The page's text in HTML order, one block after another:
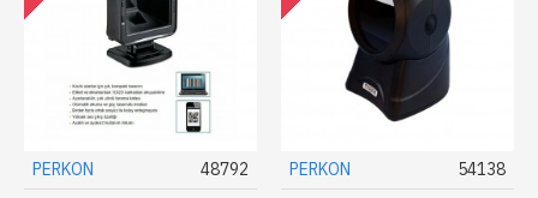
PERKON 48792 PERKON 54138